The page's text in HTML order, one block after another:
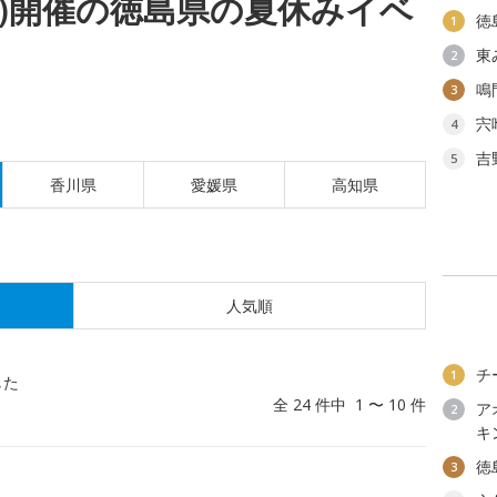
催の徳島県の夏休みイベ
香川県 愛媛県 高知県
人気順
全 24 件中 1 〜 10 件
1 徳
2 東
3 鳴
4 宍
5 吉
1 チ
2
ア
キ
3 徳